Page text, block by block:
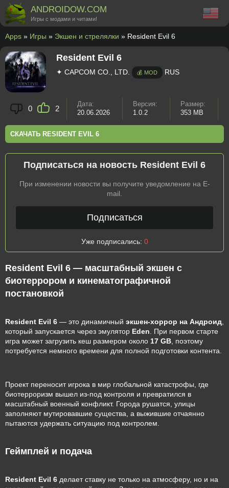
ANDROIDOW.COM
Игры с модами и читами!
Apps » Игры » Экшен и стрелялки » Resident Evil 6
Resident Evil 6
✦ CAPCOM CO., LTD. 💰 MOD RUS
0 2
Дата:
20.06.2026
Версия:
1.0.2
Размер:
353 MB
СКАЧАТЬ RESIDENT EVIL 6
Подписаться на новость Resident Evil 6
При изменении новости вы получите уведомление на E-
mail.
Подписаться
Уже подписались: 0
Resident Evil 6 — масштабный экшен с
биотеррором и кинематографичной
постановкой
Resident Evil 6 — это динамичный экшен-хоррор на Андроид
который запускается через эмулятор Eden . При первом старте
игра может загрузить кеш размером около 17 GB , поэтому
потребуется немного времени для полной подготовки контента.
Проект переносит игрока в мир глобальной катастрофы, где
биотерроризм вышел из-под контроля и превратился в
масштабный военный конфликт. Города рушатся, улицы
заполняют мутировавшие существа, а выжившие отчаянно
пытаются удержать ситуацию под контролем.
Геймплей и подача
Resident Evil 6 делает ставку не только на атмосферу, но и на